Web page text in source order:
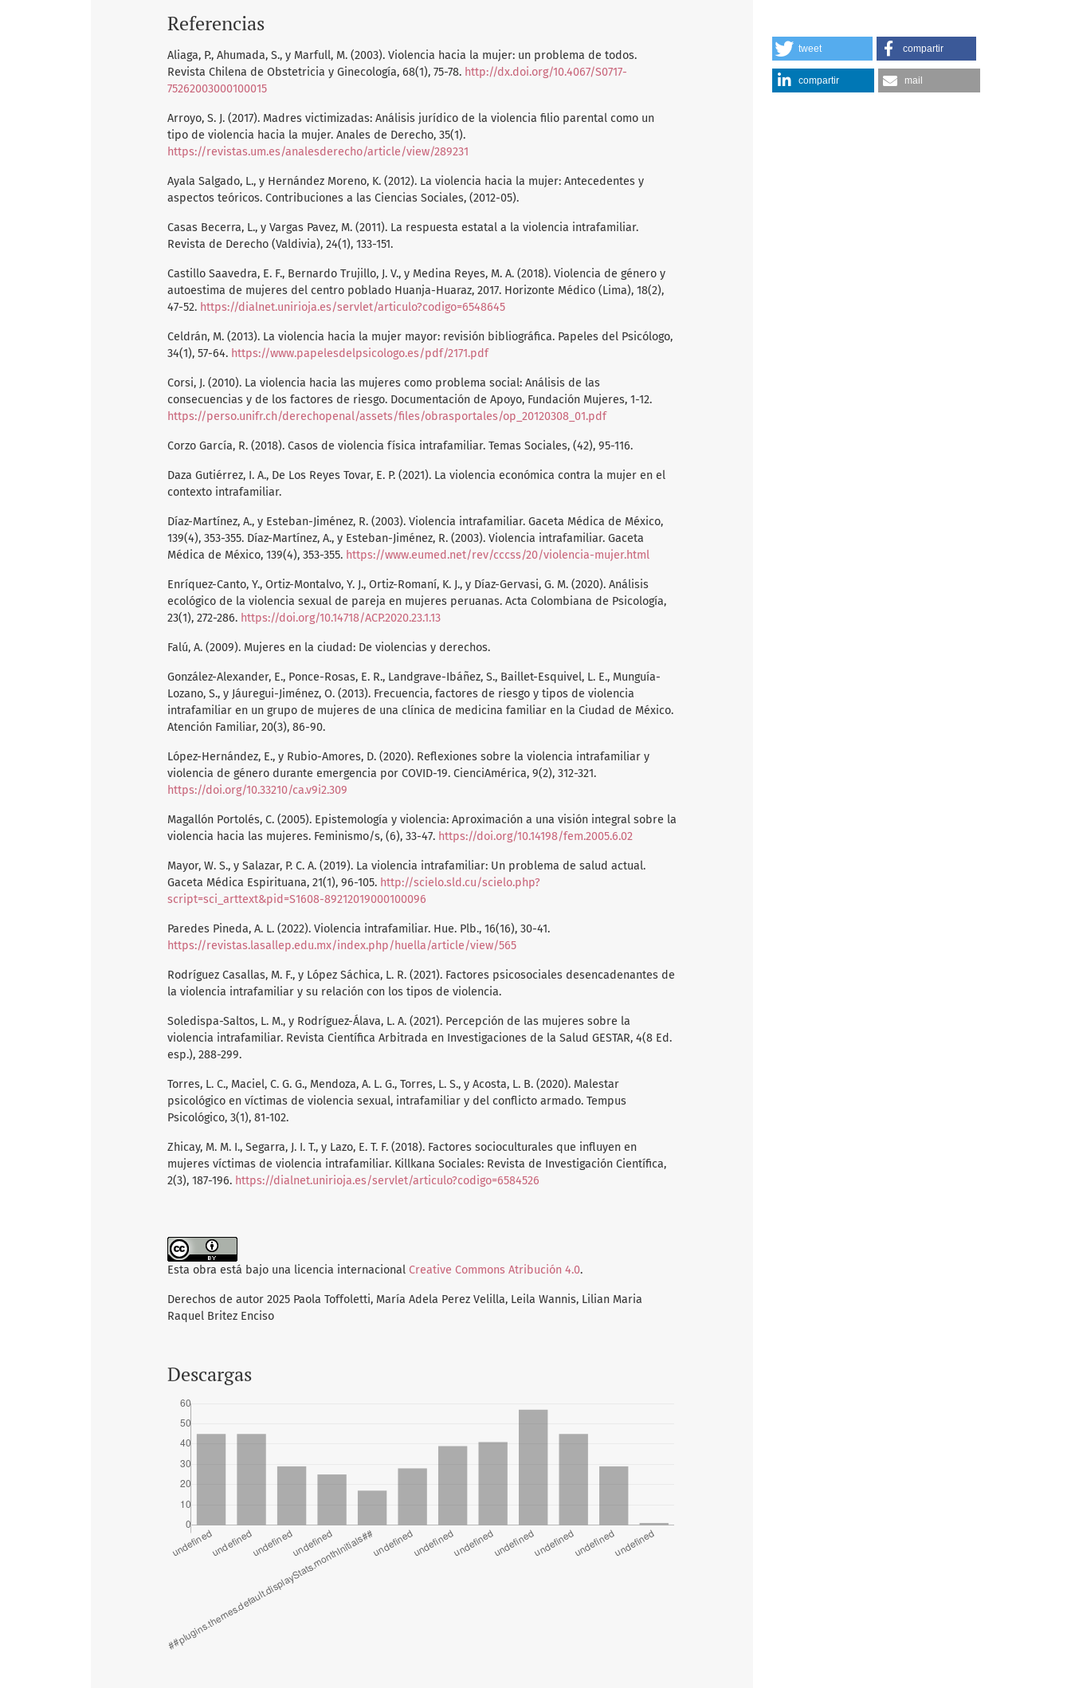
tweet compartir
compartir mail
Referencias
Aliaga, P., Ahumada, S., y Marfull, M. (2003). Violencia hacia la mujer: un problema de todos.
Revista Chilena de Obstetricia y Ginecología, 68(1), 75-78. http://dx.doi.org/10.4067/S0717-
75262003000100015
Arroyo, S. J. (2017). Madres victimizadas: Análisis jurídico de la violencia filio parental como un
tipo de violencia hacia la mujer. Anales de Derecho, 35(1).
https://revistas.um.es/analesderecho/article/view/289231
Ayala Salgado, L., y Hernández Moreno, K. (2012). La violencia hacia la mujer: Antecedentes y
aspectos teóricos. Contribuciones a las Ciencias Sociales, (2012-05).
Casas Becerra, L., y Vargas Pavez, M. (2011). La respuesta estatal a la violencia intrafamiliar.
Revista de Derecho (Valdivia), 24(1), 133-151.
Castillo Saavedra, E. F., Bernardo Trujillo, J. V., y Medina Reyes, M. A. (2018). Violencia de género y
autoestima de mujeres del centro poblado Huanja-Huaraz, 2017. Horizonte Médico (Lima), 18(2),
47-52. https://dialnet.unirioja.es/servlet/articulo?codigo=6548645
Celdrán, M. (2013). La violencia hacia la mujer mayor: revisión bibliográfica. Papeles del Psicólogo,
34(1), 57-64. https://www.papelesdelpsicologo.es/pdf/2171.pdf
Corsi, J. (2010). La violencia hacia las mujeres como problema social: Análisis de las
consecuencias y de los factores de riesgo. Documentación de Apoyo, Fundación Mujeres, 1-12.
https://perso.unifr.ch/derechopenal/assets/files/obrasportales/op_20120308_01.pdf
Corzo García, R. (2018). Casos de violencia física intrafamiliar. Temas Sociales, (42), 95-116.
Daza Gutiérrez, I. A., De Los Reyes Tovar, E. P. (2021). La violencia económica contra la mujer en el
contexto intrafamiliar.
Díaz-Martínez, A., y Esteban-Jiménez, R. (2003). Violencia intrafamiliar. Gaceta Médica de México,
139(4), 353-355. Díaz-Martínez, A., y Esteban-Jiménez, R. (2003). Violencia intrafamiliar. Gaceta
Médica de México, 139(4), 353-355. https://www.eumed.net/rev/cccss/20/violencia-mujer.html
Enríquez-Canto, Y., Ortiz-Montalvo, Y. J., Ortiz-Romaní, K. J., y Díaz-Gervasi, G. M. (2020). Análisis
ecológico de la violencia sexual de pareja en mujeres peruanas. Acta Colombiana de Psicología,
23(1), 272-286. https://doi.org/10.14718/ACP.2020.23.1.13
Falú, A. (2009). Mujeres en la ciudad: De violencias y derechos.
González-Alexander, E., Ponce-Rosas, E. R., Landgrave-Ibáñez, S., Baillet-Esquivel, L. E., Munguía-
Lozano, S., y Jáuregui-Jiménez, O. (2013). Frecuencia, factores de riesgo y tipos de violencia
intrafamiliar en un grupo de mujeres de una clínica de medicina familiar en la Ciudad de México.
Atención Familiar, 20(3), 86-90.
López-Hernández, E., y Rubio-Amores, D. (2020). Reflexiones sobre la violencia intrafamiliar y
violencia de género durante emergencia por COVID-19. CienciAmérica, 9(2), 312-321.
https://doi.org/10.33210/ca.v9i2.309
Magallón Portolés, C. (2005). Epistemología y violencia: Aproximación a una visión integral sobre la
violencia hacia las mujeres. Feminismo/s, (6), 33-47. https://doi.org/10.14198/fem.2005.6.02
Mayor, W. S., y Salazar, P. C. A. (2019). La violencia intrafamiliar: Un problema de salud actual.
Gaceta Médica Espirituana, 21(1), 96-105. http://scielo.sld.cu/scielo.php?
script=sci_arttext&pid=S1608-89212019000100096
Paredes Pineda, A. L. (2022). Violencia intrafamiliar. Hue. Plb., 16(16), 30-41.
https://revistas.lasallep.edu.mx/index.php/huella/article/view/565
Rodríguez Casallas, M. F., y López Sáchica, L. R. (2021). Factores psicosociales desencadenantes de
la violencia intrafamiliar y su relación con los tipos de violencia.
Soledispa-Saltos, L. M., y Rodríguez-Álava, L. A. (2021). Percepción de las mujeres sobre la
violencia intrafamiliar. Revista Científica Arbitrada en Investigaciones de la Salud GESTAR, 4(8 Ed.
esp.), 288-299.
Torres, L. C., Maciel, C. G. G., Mendoza, A. L. G., Torres, L. S., y Acosta, L. B. (2020). Malestar
psicológico en víctimas de violencia sexual, intrafamiliar y del conflicto armado. Tempus
Psicológico, 3(1), 81-102.
Zhicay, M. M. I., Segarra, J. I. T., y Lazo, E. T. F. (2018). Factores socioculturales que influyen en
mujeres víctimas de violencia intrafamiliar. Killkana Sociales: Revista de Investigación Científica,
2(3), 187-196. https://dialnet.unirioja.es/servlet/articulo?codigo=6584526
Esta obra está bajo una licencia internacional Creative Commons Atribución 4.0.
Derechos de autor 2025 Paola Toffoletti, María Adela Perez Velilla, Leila Wannis, Lilian Maria
Raquel Britez Enciso
Descargas